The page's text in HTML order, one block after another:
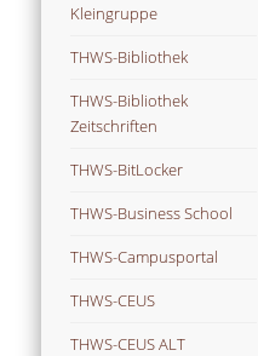
Kleingruppe
THWS-Bibliothek
THWS-Bibliothek
Zeitschriften
THWS-BitLocker
THWS-Business School
THWS-Campusportal
THWS-CEUS
THWS-CEUS ALT